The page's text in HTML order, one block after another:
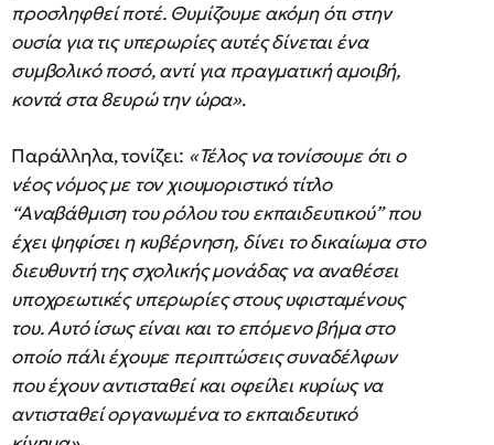
προσληφθεί ποτέ. Θυμίζουμε ακόμη ότι στην
ουσία για τις υπερωρίες αυτές δίνεται ένα
συμβολικό ποσό, αντί για πραγματική αμοιβή,
κοντά στα 8ευρώ την ώρα».
Παράλληλα, τονίζει: «Τέλος να τονίσουμε ότι ο
νέος νόμος με τον χιουμοριστικό τίτλο
“Αναβάθμιση του ρόλου του εκπαιδευτικού” που
έχει ψηφίσει η κυβέρνηση, δίνει το δικαίωμα στο
διευθυντή της σχολικής μονάδας να αναθέσει
υποχρεωτικές υπερωρίες στους υφισταμένους
του. Αυτό ίσως είναι και το επόμενο βήμα στο
οποίο πάλι έχουμε περιπτώσεις συναδέλφων
που έχουν αντισταθεί και οφείλει κυρίως να
αντισταθεί οργανωμένα το εκπαιδευτικό